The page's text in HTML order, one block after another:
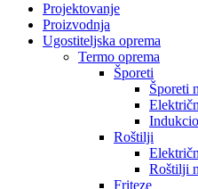
Projektovanje
Proizvodnja
Ugostiteljska oprema
Termo oprema
Šporeti
Šporeti
Roštilji
Roštilji
Friteze